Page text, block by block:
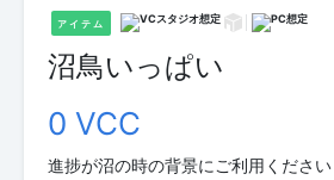
アイテム
沼鳥いっぱい
0 VCC
進捗が沼の時の背景にご利用ください